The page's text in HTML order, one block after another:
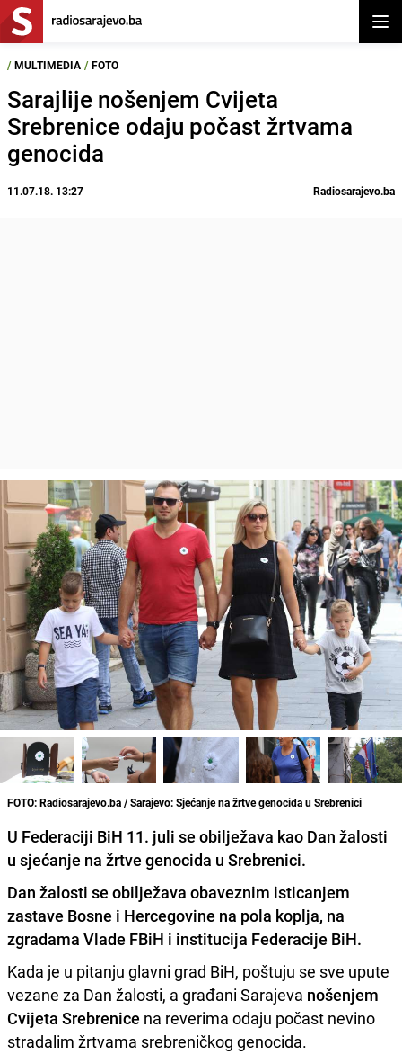
/ MULTIMEDIA / FOTO
Sarajlije nošenjem Cvijeta
Srebrenice odaju počast žrtvama
genocida
11.07.18. 13:27 Radiosarajevo.ba
FOTO: Radiosarajevo.ba / Sarajevo: Sjećanje na žrtve genocida u Srebrenici
U Federaciji BiH 11. juli se obilježava kao Dan žalosti
u sjećanje na žrtve genocida u Srebrenici.
Dan žalosti se obilježava obaveznim isticanjem
zastave Bosne i Hercegovine na pola koplja, na
zgradama Vlade FBiH i institucija Federacije BiH.
Kada je u pitanju glavni grad BiH, poštuju se sve upute
vezane za Dan žalosti, a građani Sarajeva nošenjem
Cvijeta Srebrenice na reverima odaju počast nevino
stradalim žrtvama srebreničkog genocida.